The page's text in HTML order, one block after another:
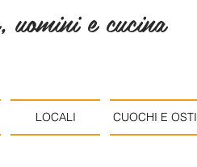
e cucina
LOCALI CUOCHI E OSTI